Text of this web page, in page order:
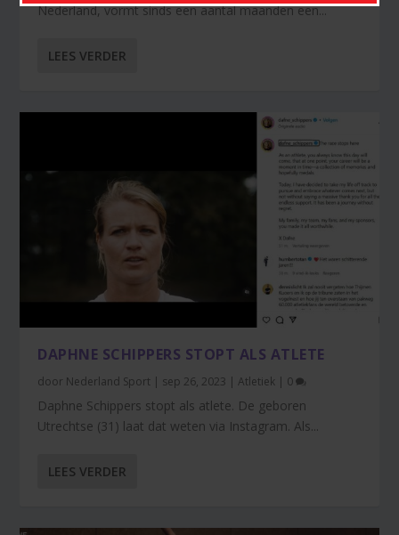
Nederland, vormt sinds een aantal maanden een...
LEES VERDER
DAPHNE SCHIPPERS STOPT ALS ATLETE
door Nederland Sport | sep 26, 2023 |Atletiek | 0
Daphne Schippers stopt als atlete. De geboren
Utrechtse (31) laat dat weten via Instagram. Als...
LEES VERDER